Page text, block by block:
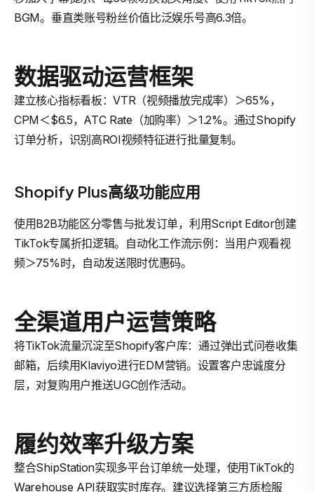
BGM。垂直类账号粉丝价值比泛娱乐号高6.3倍。
数据驱动运营框架
建立核心指标看板：VTR（视频播放完成率）＞65%，
CPM＜$6.5，ATC Rate（加购率）＞1.2%。通过Shopify
订单分析，识别高ROI视频特征进行批量复制。
Shopify Plus高级功能应用
使用B2B功能区分零售与批发订单，利用Script Editor创建
TikTok专属折扣逻辑。自动化工作流示例：当用户观看视
频＞75%时，自动发送限时优惠码。
全渠道用户运营策略
将TikTok流量沉淀至Shopify客户库：通过弹出式问卷收集
邮箱，后续用Klaviyo进行EDM营销。设置客户忠诚度分
层，对复购用户推送UGC创作活动。
履约效率升级方案
整合ShipStation实现多平台订单统一处理，使用TikTok的
Warehouse API获取实时库存。建议选择第三方质检服